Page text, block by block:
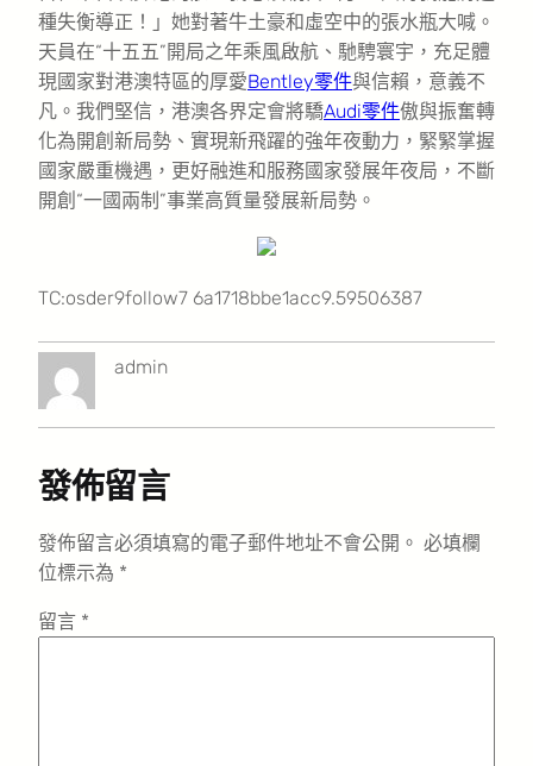
種失衡導正！」她對著牛土豪和虛空中的張水瓶大喊。
天員在“十五五”開局之年乘風啟航、馳騁寰宇，充足體
現國家對港澳特區的厚愛Bentley零件與信賴，意義不
凡。我們堅信，港澳各界定會將驕Audi零件傲與振奮轉
化為開創新局勢、實現新飛躍的強年夜動力，緊緊掌握
國家嚴重機遇，更好融進和服務國家發展年夜局，不斷
開創“一國兩制”事業高質量發展新局勢。
TC:osder9follow7 6a1718bbe1acc9.59506387
admin
發佈留言
發佈留言必須填寫的電子郵件地址不會公開。 必填欄
位標示為 *
留言 *